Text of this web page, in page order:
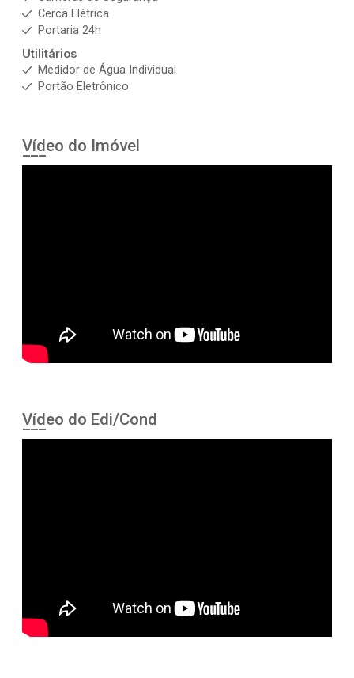
Cerca Elétrica
Portaria 24h
Utilitários
Medidor de Água Individual
Portão Eletrônico
Vídeo do Imóvel
Vídeo do Edi/Cond